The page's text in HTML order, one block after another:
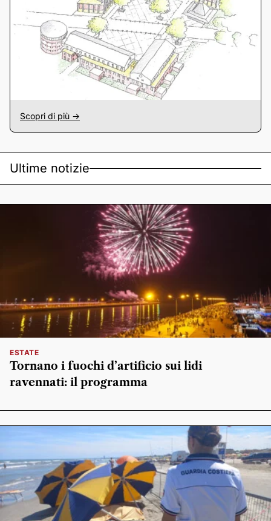
Scopri di più ->
Ultime notizie
ESTATE
Tornano i fuochi d’artificio sui lidi
ravennati: il programma